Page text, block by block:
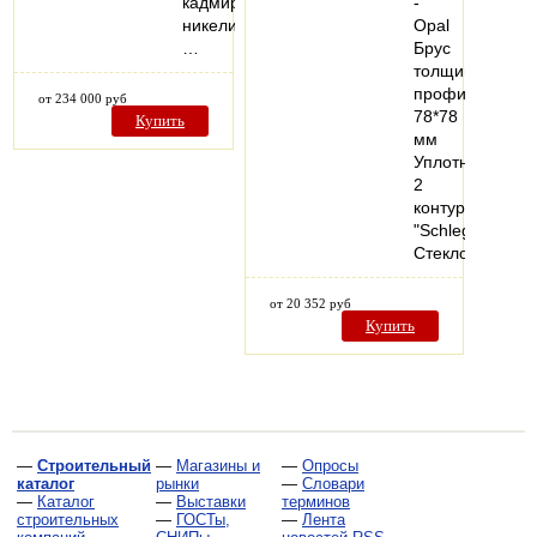
никелирования,
от 234 000 руб
Купить
Opal
Брус
толщиной
профиля
78*78
мм
Уплотнитель
2
контура
"Schlegel"
Стеклопакет…
от 20 352 руб
Купить
— Строительный
каталог
— Каталог
строительных
— Магазины и
рынки
— Выставки
— ГОСТы,
— Опросы
— Словари
терминов
— Лента